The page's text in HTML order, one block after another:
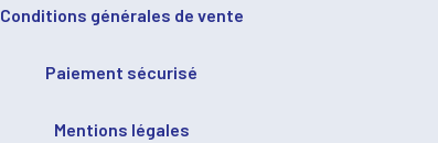
Conditions générales de vente
Paiement sécurisé
Mentions légales